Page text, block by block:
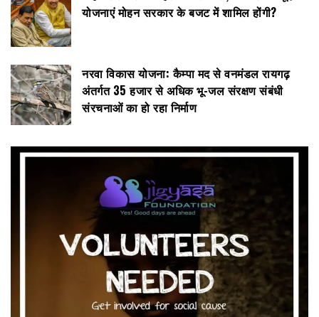
योजनाएं मोहन सरकार के बजट में शामिल होंगी?
नरवा विकास योजना: कैम्पा मद से वनमंडल रायगढ़
अंतर्गत 35 हजार से अधिक भू-जल संरक्षण संबंधी
संरचनाओं का हो रहा निर्माण